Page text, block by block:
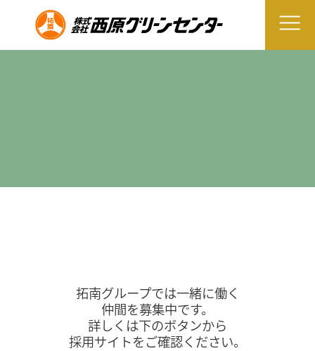
拓南グループでは一緒に働く
仲間を募集中です。
詳しくは下のボタンから
採用サイトをご確認ください。